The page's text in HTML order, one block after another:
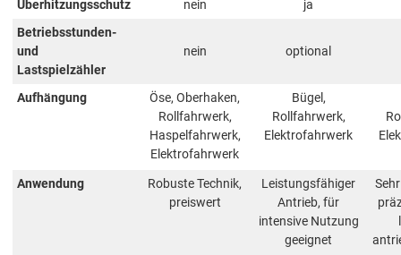
Überhitzungsschutz nein
ja
Betriebsstunden-
und
Lastspielzähler
nein optional
Aufhängung
Öse, Oberhaken,
Rollfahrwerk,
Haspelfahrwerk,
Elektrofahrwerk
Bügel,
Rollfahrwerk,
Elektrofahrwerk
Anwendung
Robuste Technik,
preiswert
Leistungsfähiger
Antrieb, für
intensive Nutzung
geeignet